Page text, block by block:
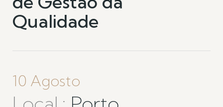
Qualidade
10 Agosto